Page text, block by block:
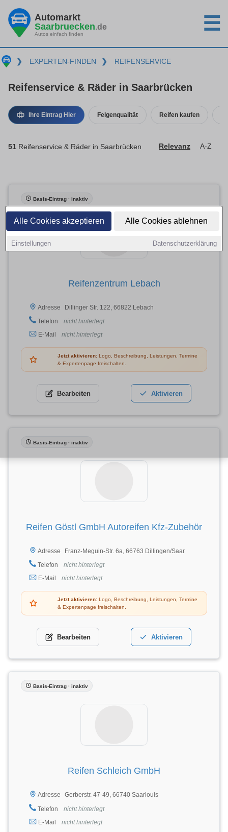
Alle Cookies akzeptieren Alle Cookies ablehnen
Einstellungen Datenschutzerklärung
Automarkt
Saarbruecken.de
Autos einfach finden ☰
❯ EXPERTEN-FINDEN ❯ REIFENSERVICE
Reifenservice & Räder in Saarbrücken
Ihre Eintrag Hier Felgenqualität Reifen kaufen
51 Reifenservice & Räder in Saarbrücken Relevanz A-Z
Basis-Eintrag · inaktiv
Reifenzentrum Lebach
Adresse
Dillinger Str. 122, 66822 Lebach
Telefon
nicht hinterlegt
E-Mail
nicht hinterlegt
Jetzt aktivieren: Logo, Beschreibung, Leistungen, Termine
& Expertenpage freischalten.
Bearbeiten Aktivieren
Basis-Eintrag · inaktiv
Reifen Göstl GmbH Autoreifen Kfz-Zubehör
Adresse
Franz-Meguin-Str. 6a, 66763 Dillingen/Saar
Telefon
nicht hinterlegt
E-Mail
nicht hinterlegt
Jetzt aktivieren: Logo, Beschreibung, Leistungen, Termine
& Expertenpage freischalten.
Bearbeiten Aktivieren
Basis-Eintrag · inaktiv
Reifen Schleich GmbH
Adresse
Gerberstr. 47-49, 66740 Saarlouis
Telefon
nicht hinterlegt
E-Mail
nicht hinterlegt